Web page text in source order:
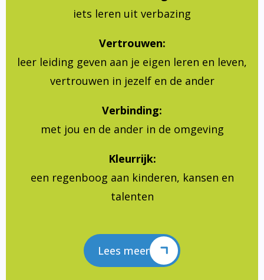
iets leren uit verbazing
Vertrouwen:
leer leiding geven aan je eigen leren en leven,
vertrouwen in jezelf en de ander
Verbinding:
met jou en de ander in de omgeving
Kleurrijk:
een regenboog aan kinderen, kansen en
talenten
Lees meer